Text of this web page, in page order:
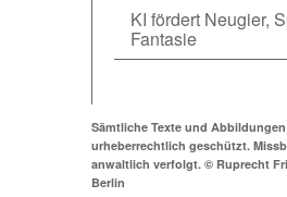
KI fördert Neugier,
Fantasie
Sämtliche Texte und
urheberrechtlich geschützt.
anwaltlich verfolgt. © Ruprecht
Berlin